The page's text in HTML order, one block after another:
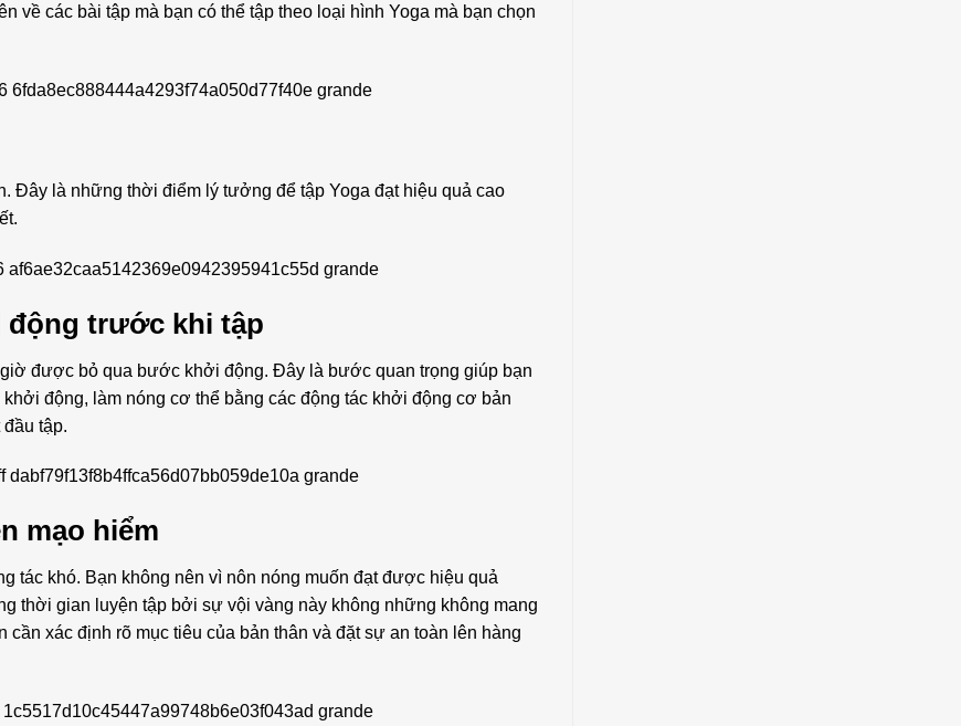
về các bài tập mà bạn có thể tập theo loại hình Yoga mà bạn chọn
Đây là những thời điểm lý tưởng để tập Yoga đạt hiệu quả cao
trước khi tập
được bỏ qua bước khởi động. Đây là bước quan trọng giúp bạn
động, làm nóng cơ thể bằng các động tác khởi động cơ bản
tập.
mạo hiểm
tác khó. Bạn không nên vì nôn nóng muốn đạt được hiệu quả
thời gian luyện tập bởi sự vội vàng này không những không mang
xác định rõ mục tiêu của bản thân và đặt sự an toàn lên hàng